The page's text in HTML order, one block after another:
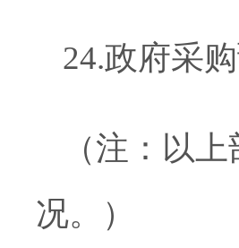
24.政府采
（注：以
况。）